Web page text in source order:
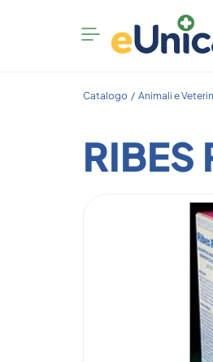
Apri
menu
Catalogo / Animali e